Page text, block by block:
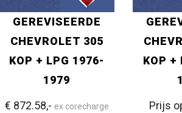
GEREVISEERDE
CHEVROLET 305
KOP + LPG 1976-
1979
€ 872.58,- ex corecharge
KOP +
Prijs